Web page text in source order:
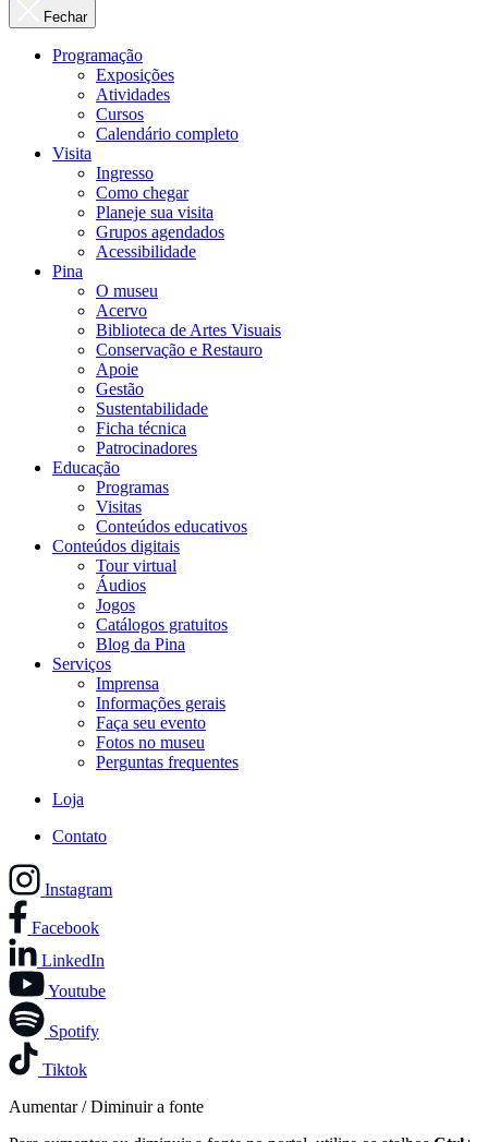
Fechar
Programação
Exposições
Atividades
Cursos
Calendário completo
Visita
Ingresso
Como chegar
Planeje sua visita
Grupos agendados
Acessibilidade
Pina
O museu
Acervo
Biblioteca de Artes Visuais
Conservação e Restauro
Apoie
Gestão
Sustentabilidade
Ficha técnica
Patrocinadores
Educação
Programas
Visitas
Conteúdos educativos​
Conteúdos digitais
Tour virtual
Áudios
Jogos
Catálogos gratuitos
Blog da Pina
Serviços
Imprensa
Informações gerais
Faça seu evento
Fotos no museu
Perguntas frequentes
Loja
Contato
Instagram
Facebook
LinkedIn
Youtube
Spotify
Tiktok
Aumentar / Diminuir a fonte